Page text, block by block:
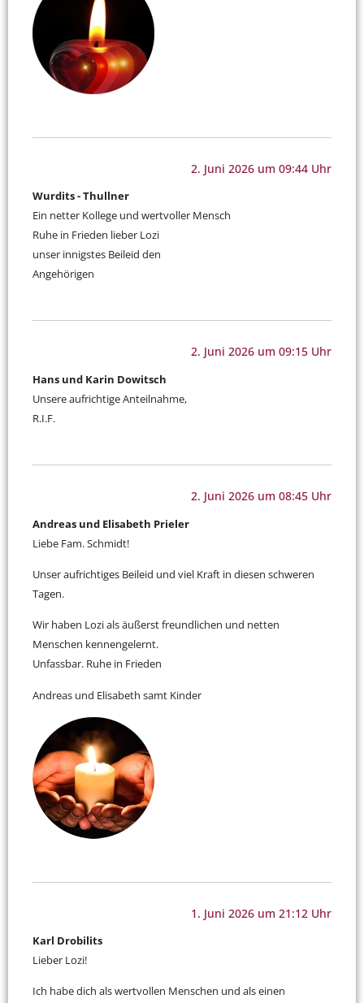
2. Juni 2026 um 09:44 Uhr
Wurdits - Thullner
Ein netter Kollege und wertvoller Mensch
Ruhe in Frieden lieber Lozi
unser innigstes Beileid den
Angehörigen
2. Juni 2026 um 09:15 Uhr
Hans und Karin Dowitsch
Unsere aufrichtige Anteilnahme,
R.I.F.
2. Juni 2026 um 08:45 Uhr
Andreas und Elisabeth Prieler
Liebe Fam. Schmidt!
Unser aufrichtiges Beileid und viel Kraft in diesen schweren
Tagen.
Wir haben Lozi als äußerst freundlichen und netten
Menschen kennengelernt.
Unfassbar. Ruhe in Frieden
Andreas und Elisabeth samt Kinder
1. Juni 2026 um 21:12 Uhr
Karl Drobilits
Lieber Lozi!
Ich habe dich als wertvollen Menschen und als einen